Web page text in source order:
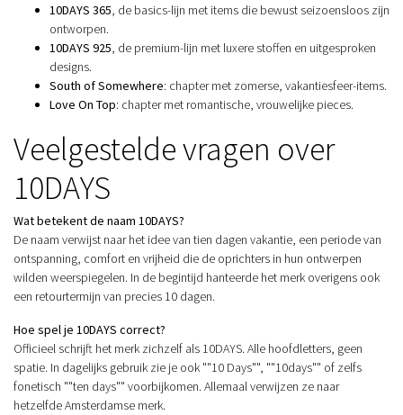
10DAYS 365, de basics-lijn met items die bewust seizoensloos zijn
ontworpen.
10DAYS 925, de premium-lijn met luxere stoffen en uitgesproken
designs.
South of Somewhere: chapter met zomerse, vakantiesfeer-items.
Love On Top: chapter met romantische, vrouwelijke pieces.
Veelgestelde vragen over
10DAYS
Wat betekent de naam 10DAYS?
De naam verwijst naar het idee van tien dagen vakantie, een periode van
ontspanning, comfort en vrijheid die de oprichters in hun ontwerpen
wilden weerspiegelen. In de begintijd hanteerde het merk overigens ook
een retourtermijn van precies 10 dagen.
Hoe spel je 10DAYS correct?
Officieel schrijft het merk zichzelf als 10DAYS. Alle hoofdletters, geen
spatie. In dagelijks gebruik zie je ook ""10 Days"", ""10days"" of zelfs
fonetisch ""ten days"" voorbijkomen. Allemaal verwijzen ze naar
hetzelfde Amsterdamse merk.